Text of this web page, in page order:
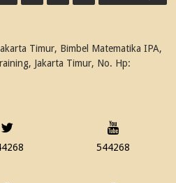
Timur, Bimbel Matematika IPA,
Jakarta Timur, No. Hp:
544268